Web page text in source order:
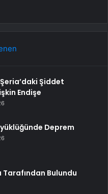
Şeria’daki Şiddet
Endişe
Deprem
Bulundu